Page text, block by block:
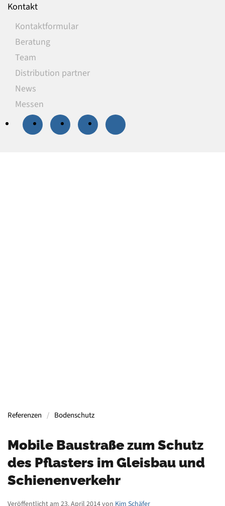
Kontakt
Kontaktformular
Beratung
Team
Distribution partner
News
Messen
Referenzen Bodenschutz
Mobile Baustraße zum Schutz
des Pflasters im Gleisbau und
Schienenverkehr
Veröffentlicht am 23. April 2014 von Kim Schäfer